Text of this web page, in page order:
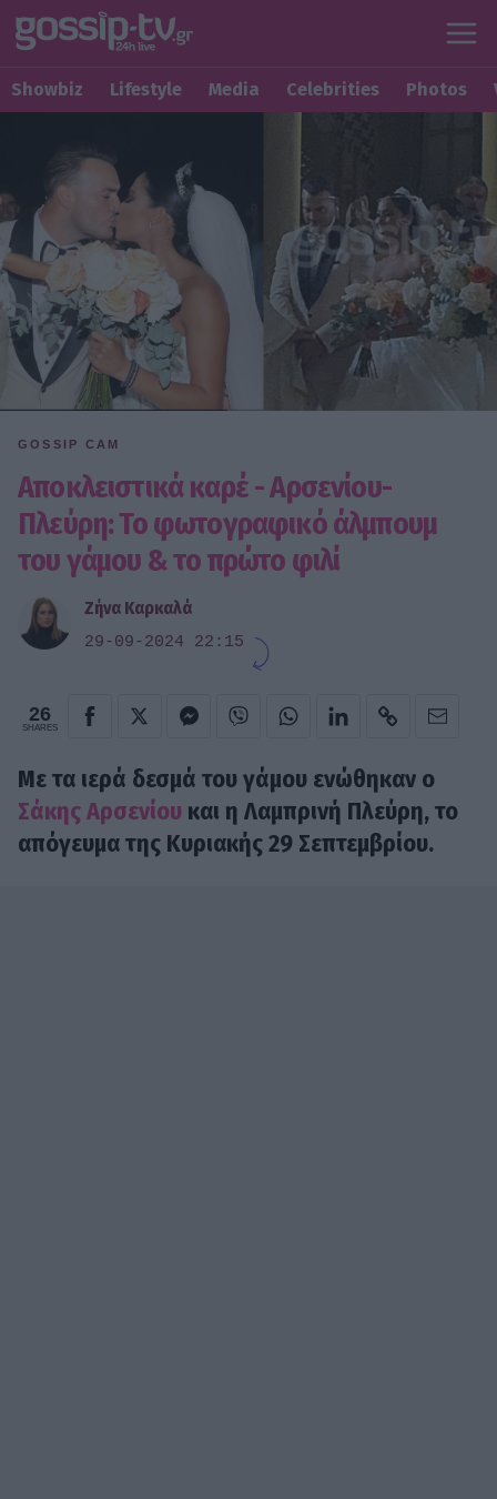
Showbiz Lifestyle Media Celebrities Photos
GOSSIP CAM
Αποκλειστικά καρέ - Αρσενίου-
Πλεύρη: To φωτογραφικό άλμπουμ
του γάμου & το πρώτο φιλί
Ζήνα Καρκαλά
29-09-2024 22:15
26
SHARES
Με τα ιερά δεσμά του γάμου ενώθηκαν ο
Σάκης Αρσενίου και η Λαμπρινή Πλεύρη, το
απόγευμα της Κυριακής 29 Σεπτεμβρίου.